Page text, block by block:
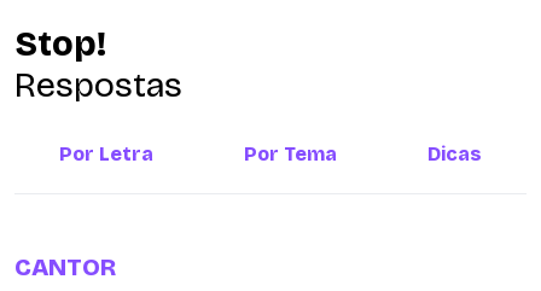
Stop!
Respostas
Por Letra Por Tema Dicas
CANTOR